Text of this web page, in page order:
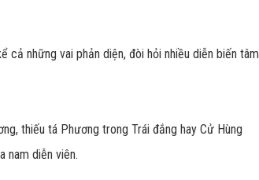
cả những vai phản diện, đòi hỏi nhiều diễn biến tâm
thiếu tá Phương trong Trái đắng hay Cử Hùng
nam diễn viên.